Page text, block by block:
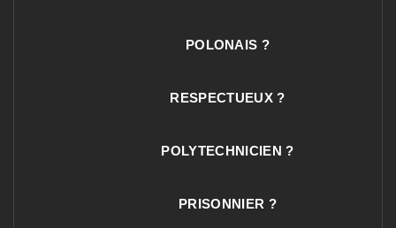
POLONAIS ?
RESPECTUEUX ?
POLYTECHNICIEN ?
PRISONNIER ?